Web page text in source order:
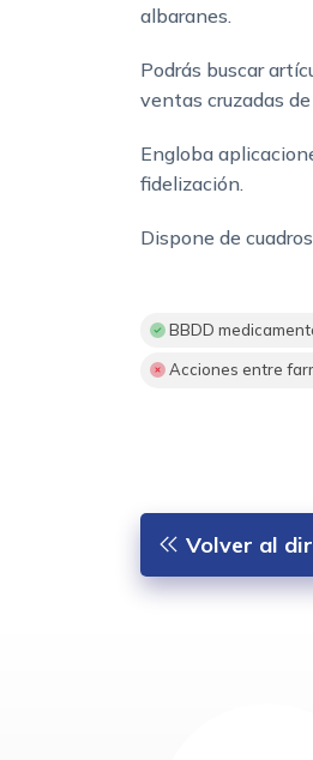
albaranes.
Podrás buscar
ventas cruzadas
Engloba
fidelización.
Dispone de
BBDD
Acciones entre
Volver al